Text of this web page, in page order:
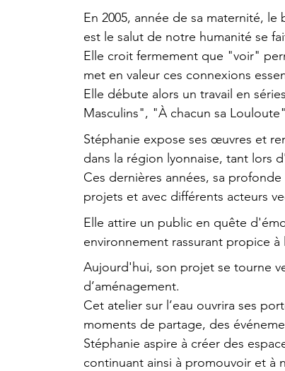
En 2005, année de sa maternité,
est le salut de notre humanité se
Elle croit fermement que "voir"
met en valeur ces connexions
Elle débute alors un travail en
Masculins", "À chacun sa
Stéphanie expose ses œuvres et
dans la région lyonnaise, tant lors
Ces dernières années, sa
projets et avec différents acteurs
Elle attire un public en quête
environnement rassurant propice à
Aujourd'hui, son projet se tourne
d’aménagement.
Cet atelier sur l’eau ouvrira ses
moments de partage, des
Stéphanie aspire à créer des
continuant ainsi à promouvoir et à